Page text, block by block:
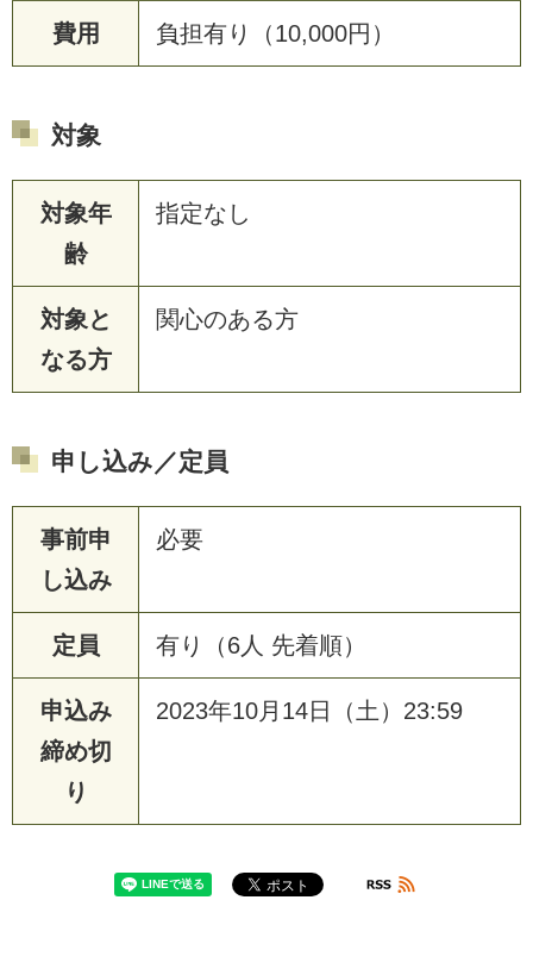
費用 負担有り（10,000円）
対象
対象年
齢
指定なし
対象と
なる方
関心のある方
申し込み／定員
事前申
し込み
必要
定員 有り（6人 先着順）
申込み
締め切
り
2023年10月14日（土）23:59